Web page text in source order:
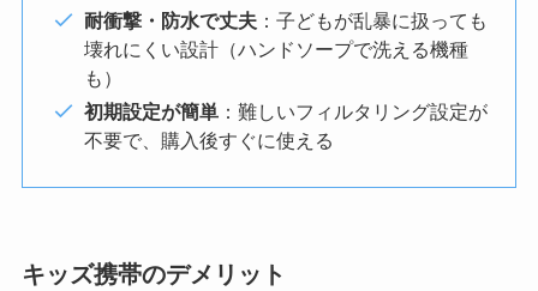
耐衝撃・防水で丈夫：子どもが乱暴に扱っても
壊れにくい設計（ハンドソープで洗える機種
も）
初期設定が簡単：難しいフィルタリング設定が
不要で、購入後すぐに使える
キッズ携帯のデメリット